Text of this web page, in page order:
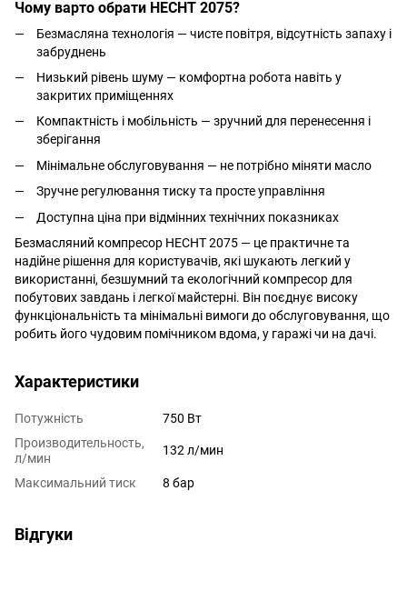
Чому варто обрати HECHT 2075?
Безмасляна технологія — чисте повітря, відсутність запаху і
забруднень
Низький рівень шуму — комфортна робота навіть у
закритих приміщеннях
Компактність і мобільність — зручний для перенесення і
зберігання
Мінімальне обслуговування — не потрібно міняти масло
Зручне регулювання тиску та просте управління
Доступна ціна при відмінних технічних показниках
Безмасляний компресор HECHT 2075 — це практичне та
надійне рішення для користувачів, які шукають легкий у
використанні, безшумний та екологічний компресор для
побутових завдань і легкої майстерні. Він поєднує високу
функціональність та мінімальні вимоги до обслуговування, що
робить його чудовим помічником вдома, у гаражі чи на дачі.
Характеристики
Потужність
750 Вт
Производительность,
л/мин
132 л/мин
Максимальний тиск 8 бар
Відгуки